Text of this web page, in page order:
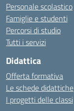
Personale scolastico
Famiglie e studenti
Percorsi di studio
Tutti i servizi
Didattica
Offerta formativa
Le schede didattiche
I progetti delle classi